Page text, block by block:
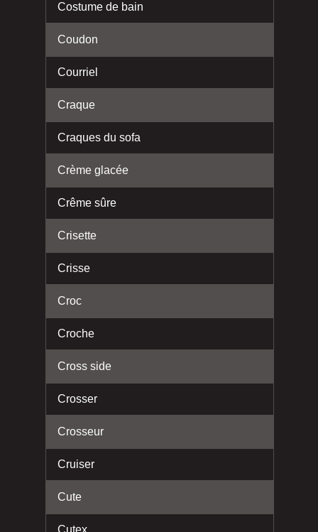
Costume de bain
Coudon
Courriel
Craque
Craques du sofa
Crème glacée
Crême sûre
Crisette
Crisse
Croc
Croche
Cross side
Crosser
Crosseur
Cruiser
Cute
Cutex